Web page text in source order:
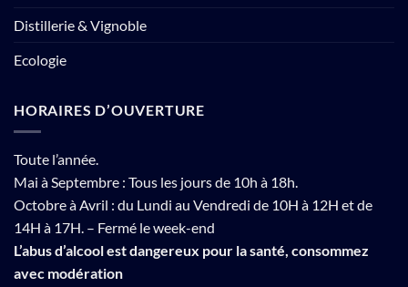
Distillerie & Vignoble
Ecologie
HORAIRES D’OUVERTURE
Toute l’année.
Mai à Septembre : Tous les jours de 10h à 18h.
Octobre à Avril : du Lundi au Vendredi de 10H à 12H et de
14H à 17H. – Fermé le week-end
L’abus d’alcool est dangereux pour la santé, consommez
avec modération